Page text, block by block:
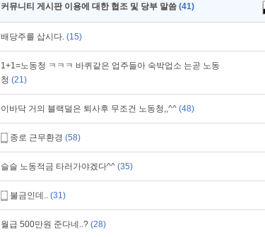
커뮤니티 게시판 이용에 대한 협조 및 당부 말씀 (41)
배당주를 삽시다. (15)
1+1=노동청 ㅋㅋㅋ 바퀴같은 업주들아 숙박업소 는곧 노동
청 (21)
이바닥 거의 블랙덜은 퇴사후 무조건 노동청,,^^ (48)
종로 근무환경 (58)
슬슬 노동적금 타러가야겠다^^ (35)
불금인데.. (31)
월급 500만원 준다네..? (28)